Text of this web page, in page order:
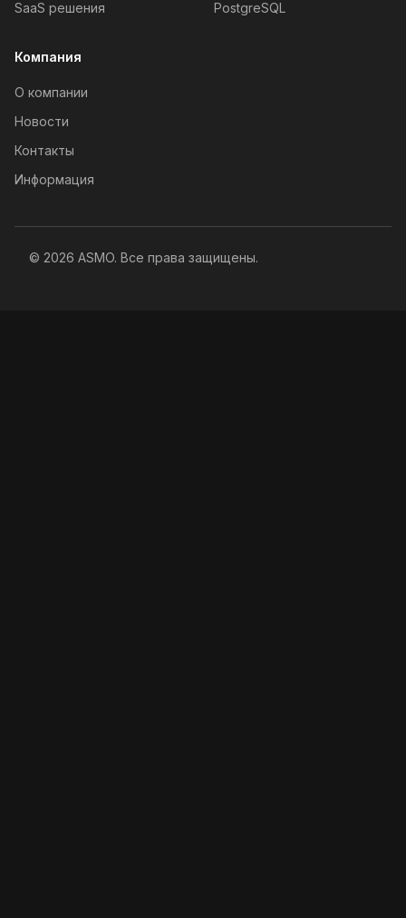
SaaS решения
PostgreSQL
Компания
О компании
Новости
Контакты
Информация
© 2026 ASMO. Все права защищены.